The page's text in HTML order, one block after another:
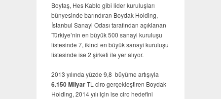
Boytaş, Hes Kablo gibi lider kuruluşları
bünyesinde barındıran Boydak Holding,
İstanbul Sanayi Odası tarafından açıklanan
Türkiye’nin en büyük 500 sanayi kuruluşu
listesinde 7, ikinci en büyük sanayi kuruluşu
listesinde ise 2 şirketi ile yer alıyor.
2013 yılında yüzde 9,8 büyüme artışıyla
6.150 MilyarTL ciro gerçekleştiren Boydak
Holding, 2014 yılı için ise ciro hedefini